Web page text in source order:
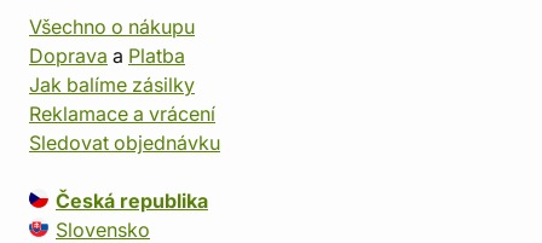
Všechno o nákupu
Doprava a Platba
Jak balíme zásilky
Reklamace a vrácení
Sledovat objednávku
Česká republika
Slovensko